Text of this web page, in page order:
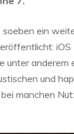
ein
unter anderem
und
manchen